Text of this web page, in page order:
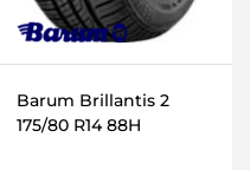
Barum Brillantis 2
175/80 R14 88H